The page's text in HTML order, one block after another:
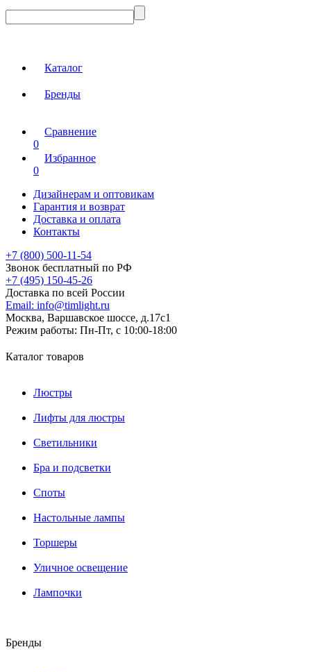
Каталог
Бренды
Сравнение
0
Избранное
0
Дизайнерам и оптовикам
Гарантия и возврат
Доставка и оплата
Контакты
+7 (800) 500-11-54
Звонок бесплатный по РФ
+7 (495) 150-45-26
Доставка по всей России
Email: info@timlight.ru
Москва, Варшавское шоссе, д.17c1
Режим работы: Пн-Пт, с 10:00-18:00
Каталог товаров
Люстры
Лифты для люстры
Светильники
Бра и подсветки
Споты
Настольные лампы
Торшеры
Уличное освещение
Лампочки
Бренды